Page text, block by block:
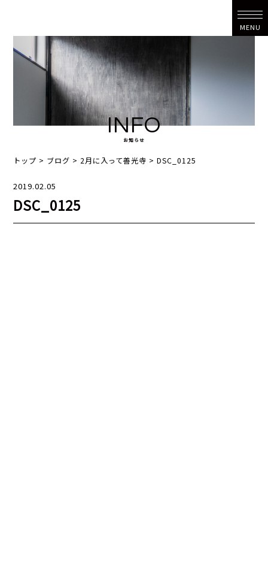
MENU
INFO
お知らせ
トップ > ブログ >2月に入って善光寺 >DSC_0125
2019.02.05
DSC_0125